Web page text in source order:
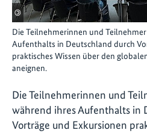
©
Die Teilnehmerinnen und
Aufenthalts in Deutschland durch
praktisches Wissen über den
aneignen.
Die Teilnehmerinnen und
während ihres Aufenthalts in
Vorträge und Exkursionen